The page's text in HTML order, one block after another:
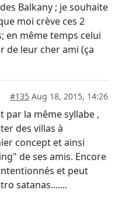
Balkany ; je souhaite
moi crève ces 2
en même temps celui
de leur cher ami (ça
#135 Aug 18, 2015, 14:26
par la même syllabe ,
des villas à
concept et ainsi
de ses amis. Encore
et peut
satanas.......